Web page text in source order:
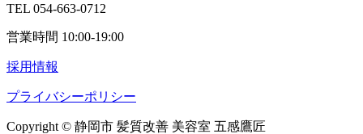
TEL 054-663-0712
営業時間 10:00-19:00
採用情報
プライバシーポリシー
Copyright © 静岡市 髪質改善 美容室 五感鷹匠